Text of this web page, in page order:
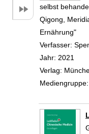
selbst
Qigong,
Ernährung"
Verfasser:
Jahr: 2021
Verlag:
Mediengruppe: